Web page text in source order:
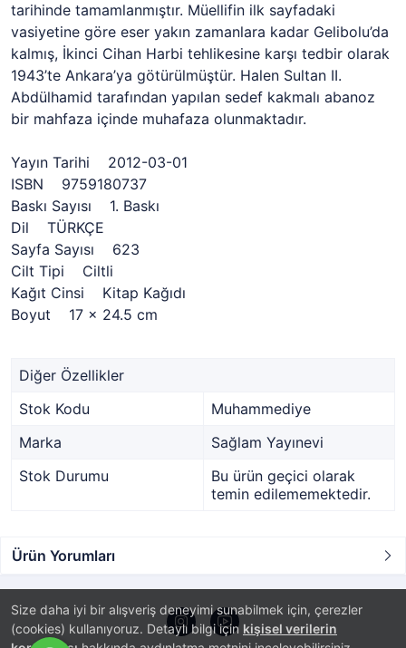
Size daha iyi bir alışveriş deneyimi sunabilmek için, çerezler
(cookies) kullanıyoruz. Detaylı bilgi için kişisel verilerin
tarihinde tamamlanmıştır. Müellifin ilk sayfadaki
vasiyetine göre eser yakın zamanlara kadar Gelibolu’da
kalmış, İkinci Cihan Harbi tehlikesine karşı tedbir olarak
1943’te Ankara’ya götürülmüştür. Halen Sultan II.
Abdülhamid tarafından yapılan sedef kakmalı abanoz
bir mahfaza içinde muhafaza olunmaktadır.
Yayın Tarihi 2012-03-01
ISBN 9759180737
Baskı Sayısı 1. Baskı
Dil TÜRKÇE
Sayfa Sayısı 623
Cilt Tipi Ciltli
Kağıt Cinsi Kitap Kağıdı
Boyut 17 x 24.5 cm
Diğer Özellikler
Stok Kodu
Muhammediye
Marka
Sağlam Yayınevi
Stok Durumu
Bu ürün geçici olarak
temin edilememektedir.
Ürün Yorumları